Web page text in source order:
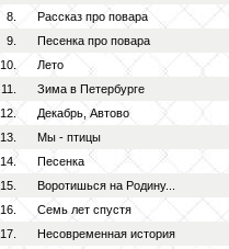
8.
Рассказ про повара
9.
Песенка про повара
10.
Лето
11.
Зима в Петербурге
12.
Декабрь, Автово
13.
Мы - птицы
14.
Песенка
15.
Воротишься на Родину...
16.
Семь лет спустя
17.
Несовременная история